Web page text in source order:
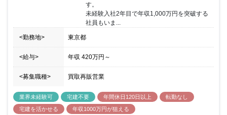
す。
未経験入社2年目で年収1,000万円を突破する
社員もいま...
<勤務地> 東京都
<給与> 年収 420万円 ～
<募集職種> 買取再販営業
業界未経験可 宅建不要 年間休日120日以上
転勤なし
宅建を活かせる
年収1000万円が狙える